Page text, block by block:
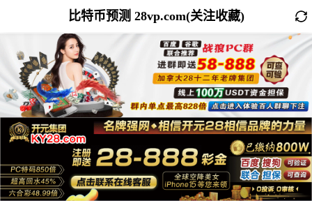
比特币预测 28vp.com(关注收藏)